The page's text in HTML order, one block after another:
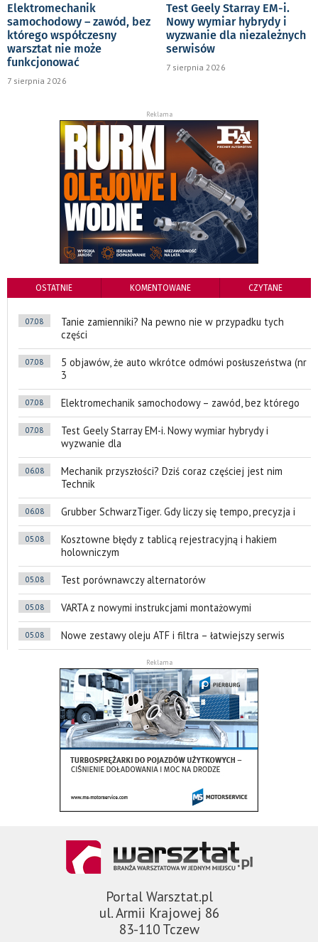
Elektromechanik
samochodowy – zawód, bez
którego współczesny
warsztat nie może
funkcjonować
7 sierpnia 2026
Test Geely Starray EM-i.
Nowy wymiar hybrydy i
wyzwanie dla niezależnych
serwisów
7 sierpnia 2026
Reklama
OSTATNIE KOMENTOWANE CZYTANE
07.08
Tanie zamienniki? Na pewno nie w przypadku tych
części
07.08
5 objawów, że auto wkrótce odmówi posłuszeństwa (nr
3
07.08 Elektromechanik samochodowy – zawód, bez którego
07.08
Test Geely Starray EM-i. Nowy wymiar hybrydy i
wyzwanie dla
06.08
Mechanik przyszłości? Dziś coraz częściej jest nim
Technik
06.08 Grubber SchwarzTiger. Gdy liczy się tempo, precyzja i
05.08
Kosztowne błędy z tablicą rejestracyjną i hakiem
holowniczym
05.08 Test porównawczy alternatorów
05.08 VARTA z nowymi instrukcjami montażowymi
05.08 Nowe zestawy oleju ATF i filtra – łatwiejszy serwis
Reklama
Portal Warsztat.pl
ul. Armii Krajowej 86
83-110 Tczew